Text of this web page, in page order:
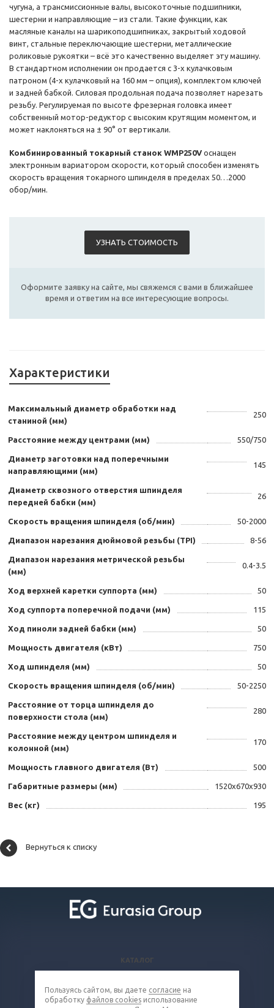
чугуна, а трансмиссионные валы, высокоточные подшипники,
шестерни и направляющие – из стали. Такие функции, как
масляные каналы на шарикоподшипниках, закрытый ходовой
винт, стальные переключающие шестерни, металлические
роликовые рукоятки – всё это качественно выделяет эту машину.
В стандартном исполнении он продается с 3-х кулачковым
патроном (4-х кулачковый на 160 мм – опция), комплектом ключей
и задней бабкой. Силовая продольная подача позволяет нарезать
резьбу. Регулируемая по высоте фрезерная головка имеет
собственный мотор-редуктор с высоким крутящим моментом, и
может наклоняться на ± 90° от вертикали.
Комбинированный токарный станок WMP250V оснащен
электронным вариатором скорости, который способен изменять
скорость вращения токарного шпинделя в пределах 50…2000
обор/мин.
УЗНАТЬ СТОИМОСТЬ
Оформите заявку на сайте, мы свяжемся с вами в ближайшее
время и ответим на все интересующие вопросы.
Характеристики
Максимальный диаметр обработки над
станиной (мм)
250
Расстояние между центрами (мм) 550/750
Диаметр заготовки над поперечными
направляющими (мм)
145
Диаметр сквозного отверстия шпинделя
передней бабки (мм)
26
Скорость вращения шпинделя (об/мин) 50-2000
Диапазон нарезания дюймовой резьбы (TPI) 8-56
Диапазон нарезания метрической резьбы
(мм)
0.4-3.5
Ход верхней каретки суппорта (мм) 50
Ход суппорта поперечной подачи (мм) 115
Ход пиноли задней бабки (мм) 50
Мощность двигателя (кВт) 750
Ход шпинделя (мм) 50
Скорость вращения шпинделя (об/мин) 50-2250
Расстояние от торца шпинделя до
поверхности стола (мм)
280
Расстояние между центром шпинделя и
колонной (мм)
170
Мощность главного двигателя (Вт) 500
Габаритные размеры (мм) 1520x670x930
Вес (кг) 195
Вернуться к списку
КАТАЛОГ
КОМПАНИЯ
Пользуясь сайтом, вы даете согласие на
обработку файлов cookies использование